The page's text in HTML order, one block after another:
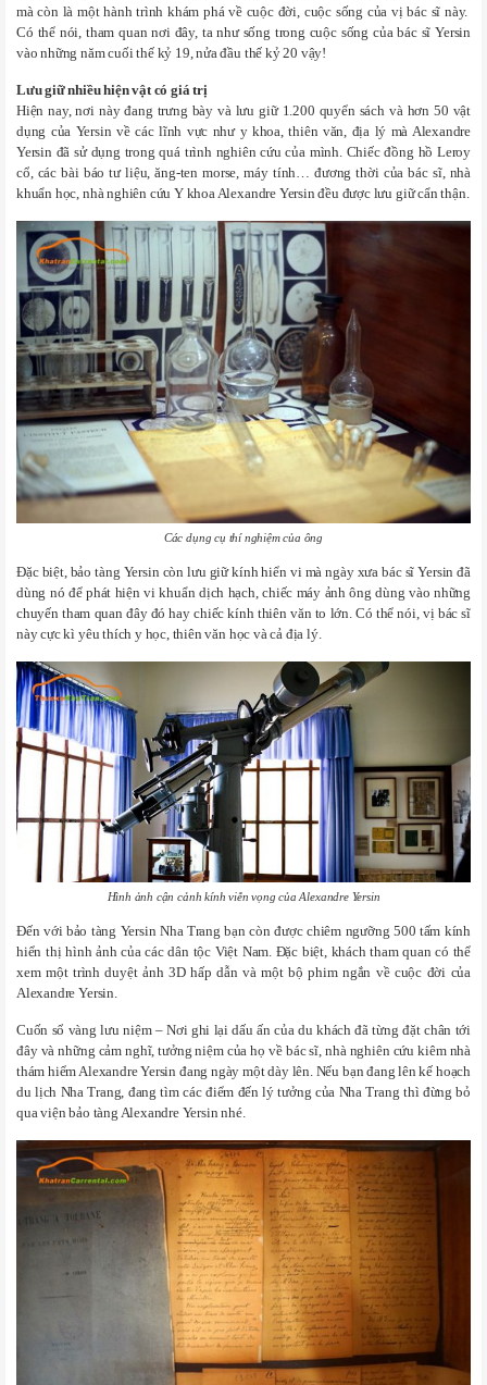
mà còn là một hành trình khám phá về cuộc đời, cuộc sống của vị bác sĩ này.
Có thể nói, tham quan nơi đây, ta như sống trong cuộc sống của bác sĩ Yersin
vào những năm cuối thế kỷ 19, nửa đầu thế kỷ 20 vậy!
Lưu giữ nhiều hiện vật có giá trị
Hiện nay, nơi này đang trưng bày và lưu giữ 1.200 quyển sách và hơn 50 vật
dụng của Yersin về các lĩnh vực như y khoa, thiên văn, địa lý mà Alexandre
Yersin đã sử dụng trong quá trình nghiên cứu của mình. Chiếc đồng hồ Leroy
cổ, các bài báo tư liệu, ăng-ten morse, máy tính… đương thời của bác sĩ, nhà
khuẩn học, nhà nghiên cứu Y khoa Alexandre Yersin đều được lưu giữ cẩn thận.
Các dụng cụ thí nghiệm của ông
Đặc biệt, bảo tàng Yersin còn lưu giữ kính hiển vi mà ngày xưa bác sĩ Yersin đã
dùng nó để phát hiện vi khuẩn dịch hạch, chiếc máy ảnh ông dùng vào những
chuyến tham quan đây đó hay chiếc kính thiên văn to lớn. Có thể nói, vị bác sĩ
này cực kì yêu thích y học, thiên văn học và cả địa lý.
Hình ảnh cận cảnh kính viễn vọng của Alexandre Yersin
Đến với bảo tàng Yersin Nha Trangbạn còn được chiêm ngưỡng 500 tấm kính
hiển thị hình ảnh của các dân tộc Việt Nam. Đặc biệt, khách tham quan có thể
xem một trình duyệt ảnh 3D hấp dẫn và một bộ phim ngắn về cuộc đời của
Alexandre Yersin.
Cuốn sổ vàng lưu niệm – Nơi ghi lại dấu ấn của du khách đã từng đặt chân tới
đây và những cảm nghĩ, tưởng niệm của họ về bác sĩ, nhà nghiên cứu kiêm nhà
thám hiểm Alexandre Yersin đang ngày một dày lên. Nếu bạn đang lên kế hoạch
du lịch Nha Trang, đang tìm các điểm đến lý tưởng của Nha Trang thì đừng bỏ
quaviện bảo tàng Alexandre Yersinnhé.